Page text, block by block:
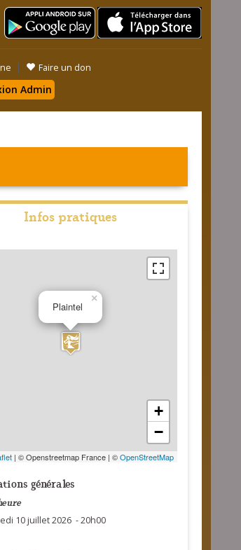
| Faire un don
Admin
Infos pratiques
Plaintel
×
+
−
| © Openstreetmap France | ©OpenStreetMap
générales
10 juillet 2026 - 20h00